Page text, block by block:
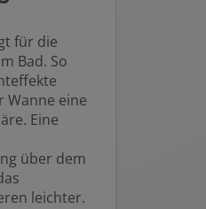
für die
Bad. So
Wanne eine
Eine
über dem
leichter.